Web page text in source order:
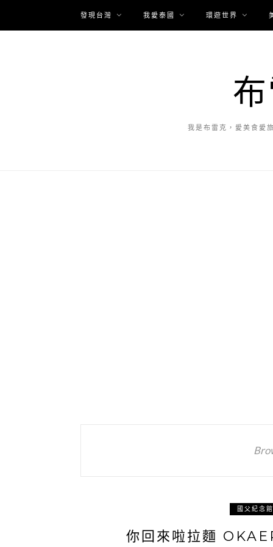
發現台灣 我愛泰國 環遊世界
我是布雷克，愛美食愛
國父紀念
你回來啦拉麵